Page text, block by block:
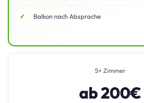
Balkon nach Absprache
5+ Zimmer
ab 200€